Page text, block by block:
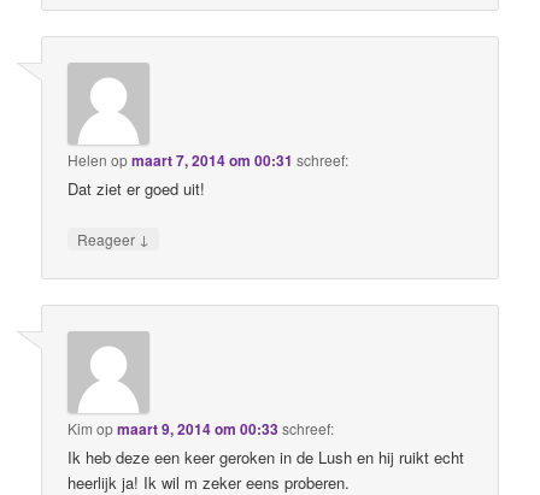
Helen opmaart 7, 2014 om 00:31 schreef:
Dat ziet er goed uit!
Reageer ↓
Kim opmaart 9, 2014 om 00:33schreef:
Ik heb deze een keer geroken in de Lush en hij ruikt echt
heerlijk ja! Ik wil m zeker eens proberen.